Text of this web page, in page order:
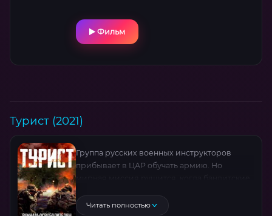
Фильм
Турист (2021)
Группа русских военных инструкторов
прибывает в ЦАР обучать армию. Но
сорвать выборы. Герои, среди которых
Читать полностью